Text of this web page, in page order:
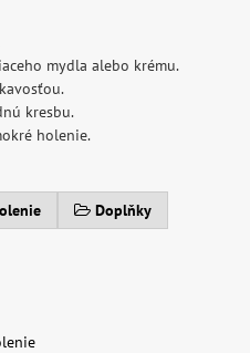
mydla alebo krému.
kresbu.
holenie.
Doplňky